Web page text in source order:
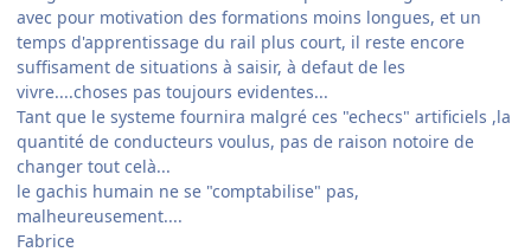
avec pour motivation des formations moins longues, et un
temps d'apprentissage du rail plus court, il reste encore
suffisament de situations à saisir, à defaut de les
vivre....choses pas toujours evidentes...
Tant que le systeme fournira malgré ces "echecs" artificiels ,la
quantité de conducteurs voulus, pas de raison notoire de
changer tout celà...
le gachis humain ne se "comptabilise" pas,
malheureusement....
Fabrice